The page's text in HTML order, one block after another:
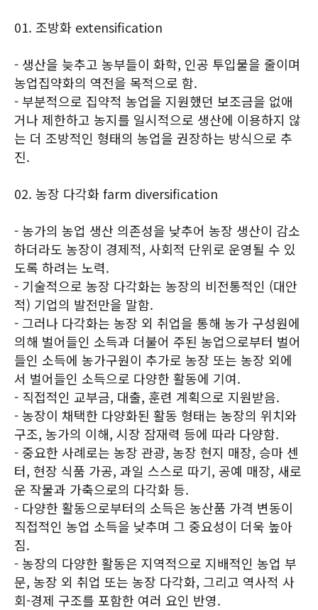
01. 조방화 extensification
- 생산을 늦추고 농부들이 화학, 인공 투입물을 줄이며
농업집약화의 역전을 목적으로 함.
- 부분적으로 집약적 농업을 지원했던 보조금을 없애
거나 제한하고 농지를 일시적으로 생산에 이용하지 않
는 더 조방적인 형태의 농업을 권장하는 방식으로 추
진.
02. 농장 다각화 farm diversification
- 농가의 농업 생산 의존성을 낮추어 농장 생산이 감소
하더라도 농장이 경제적, 사회적 단위로 운영될 수 있
도록 하려는 노력.
- 기술적으로 농장 다각화는 농장의 비전통적인 (대안
적) 기업의 발전만을 말함.
- 그러나 다각화는 농장 외 취업을 통해 농가 구성원에
의해 벌어들인 소득과 더불어 주된 농업으로부터 벌어
들인 소득에 농가구원이 추가로 농장 또는 농장 외에
서 벌어들인 소득으로 다양한 활동에 기여.
- 직접적인 교부금, 대출, 훈련 계획으로 지원받음.
- 농장이 채택한 다양화된 활동 형태는 농장의 위치와
구조, 농가의 이해, 시장 잠재력 등에 따라 다양함.
- 중요한 사례로는 농장 관광, 농장 현지 매장, 승마 센
터, 현장 식품 가공, 과일 스스로 따기, 공예 매장, 새로
운 작물과 가축으로의 다각화 등.
- 다양한 활동으로부터의 소득은 농산품 가격 변동이
직접적인 농업 소득을 낮추며 그 중요성이 더욱 높아
짐.
- 농장의 다양한 활동은 지역적으로 지배적인 농업 부
문, 농장 외 취업 또는 농장 다각화, 그리고 역사적 사
회-경제 구조를 포함한 여러 요인 반영.